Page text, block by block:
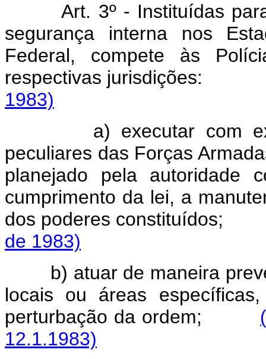
Art. 3º - Instituídas
segurança interna nos
Federal, compete às
respectivas
1983)
a) executar com
peculiares das Forças
planejado pela autoridade
cumprimento da lei, a
dos poderes
de 1983)
b) atuar de maneira
locais ou áreas
perturbação da ordem;
12.1.1983)